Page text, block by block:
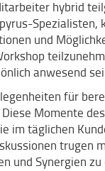
hybrid
Spezialisten,
und
anwesend
für
Momente
im täglichen
trugen
und Synergien zu